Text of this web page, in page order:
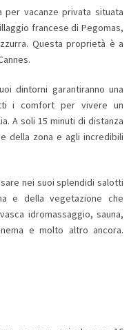
per vacanze privata situata
francese di Pegomas,
Questa proprietà è a
dintorni garantiranno una
i comfort per vivere un
A soli 15 minuti di distanza
della zona e agli incredibili
nei suoi splendidi salotti
e della vegetazione che
idromassaggio, sauna,
e molto altro ancora.